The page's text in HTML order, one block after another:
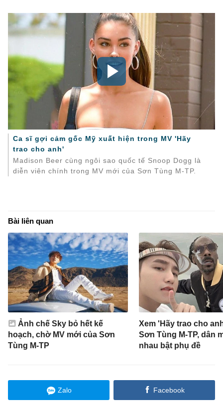
Ca sĩ gợi cảm gốc Mỹ xuất hiện trong MV 'Hãy
trao cho anh'
Madison Beer cùng ngôi sao quốc tế Snoop Dogg là
diễn viên chính trong MV mới của Sơn Tùng M-TP.
Bài liên quan
Ảnh chế Sky bỏ hết kế
hoạch, chờ MV mới của Sơn
Tùng M-TP
Xem 'Hãy trao cho
Sơn Tùng M-TP, dân
nhau bật phụ đề
Zalo Facebook